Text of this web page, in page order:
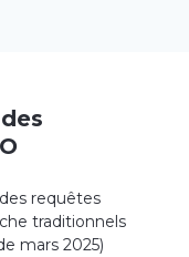
requêtes
traditionnels
mars 2025)